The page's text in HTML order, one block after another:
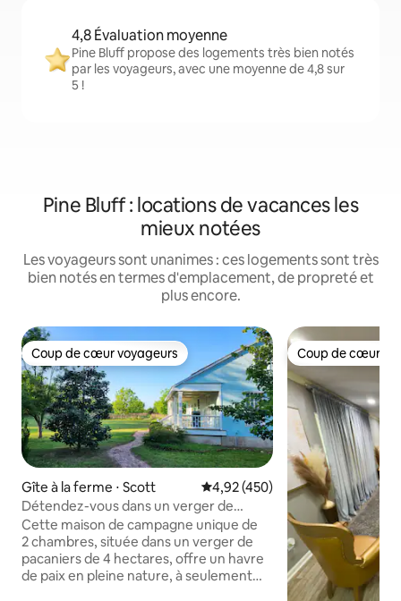
4,8 Évaluation moyenne
Pine Bluff propose des logements très bien notés
par les voyageurs, avec une moyenne de 4,8 sur
5 !
Pine Bluff : locations de vacances les
mieux notées
Les voyageurs sont unanimes : ces logements sont très
bien notés en termes d'emplacement, de propreté et
plus encore.
Coup de cœur voyageurs
Coup de cœur voyageurs
Gîte à la ferme ⋅ Scott Évaluation moyenne sur la
4,92 (450)
Détendez-vous dans un verger de
pacaniers avec Internet Starlink !
Cette maison de campagne unique de
2 chambres, située dans un verger de
pacaniers de 4 hectares, offre un havre
de paix en pleine nature, à seulement
Coup de cœur
Coup de cœur